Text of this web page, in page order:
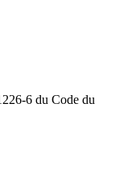
6 du Code du